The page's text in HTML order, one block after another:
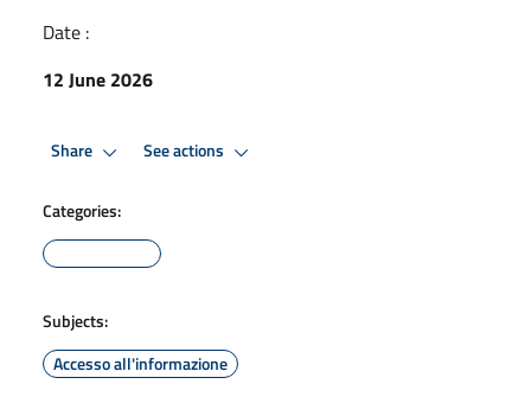
Date :
12 June 2026
Share See actions
Categories:
Subjects:
Accesso all'informazione